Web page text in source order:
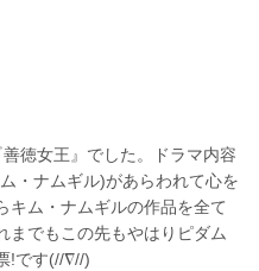
徳女王』でした。ドラマ内容
・ナムギル)があらわれて心を
キム・ナムギルの作品を全て
までもこの先もやはりピダム
!です(//∇//)